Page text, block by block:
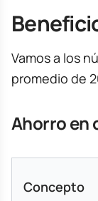
Vamos a los
promedio de
Ahorro en
Concepto